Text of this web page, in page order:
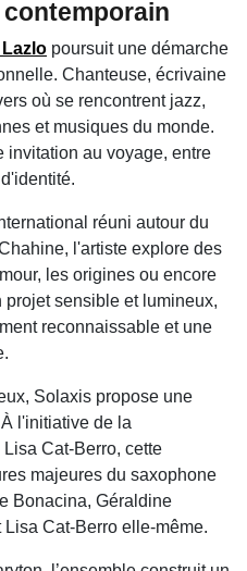
poursuit une démarche
Chanteuse, écrivaine
où se rencontrent jazz,
et musiques du monde.
invitation au voyage, entre
réuni autour du
l'artiste explore des
les origines ou encore
projet sensible et lumineux,
reconnaissable et une
Solaxis propose une
l'initiative de la
Cat-Berro, cette
majeures du saxophone
Bonacina, Géraldine
Cat-Berro elle-même.